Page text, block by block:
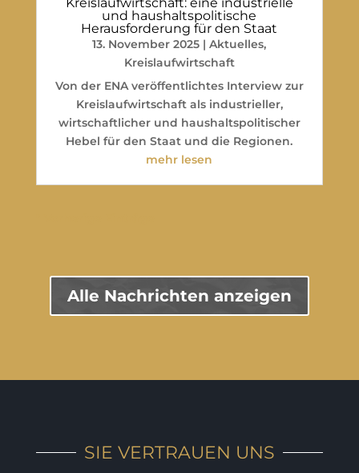
und haushaltspolitische
Herausforderung für den Staat
13. November 2025 |Aktuelles,
Kreislaufwirtschaft
Von der ENA veröffentlichtes Interview zur
Kreislaufwirtschaft als industrieller,
wirtschaftlicher und haushaltspolitischer
Hebel für den Staat und die Regionen.
mehr lesen
Alle Nachrichten anzeigen
SIE VERTRAUEN UNS